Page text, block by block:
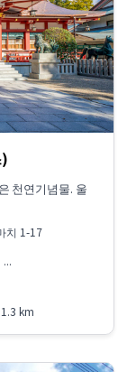
천연기념물. 울
치 1-17
km